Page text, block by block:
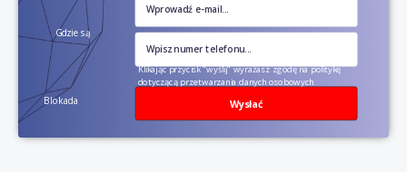
Gdzie są
pieniądze?
Blokada
Wysłać
Klikając przycisk "wyślij" wyrażasz zgodę na politykę
dotyczącą przetwarzania danych osobowych